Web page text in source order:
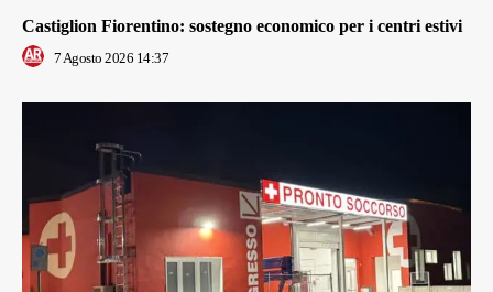
Castiglion Fiorentino: sostegno economico per i centri estivi
7 Agosto 2026 14:37